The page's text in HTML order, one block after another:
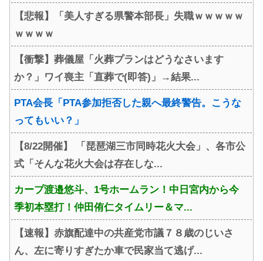
【悲報】「美人すぎる県警本部長」失職ｗｗｗｗｗ
ｗｗｗｗ
【衝撃】葬儀屋「火葬プランはどうなさいます
か？」ワイ喪主「直葬で(即答)」→結果...
PTA会長「PTA参加拒否した親へ最終警告。こうな
ってもいい？」
【8/22開催】 「琵琶湖三市同時花火大会」、各市公
式「そんな花火大会は存在しな...
カープ渡邉悠斗、1号ホームラン！中日宮内から今
季初本塁打！仲田侑仁タイムリー＆マ...
【速報】赤旗配達中の共産党市議７８歳のじいさ
ん、左に寄りすぎたか車で民家当て逃げ...